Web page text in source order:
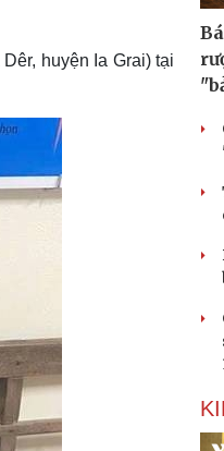
Tư vấn
huyện Ia Grai) tại